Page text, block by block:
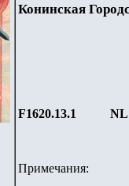
Конинская
F1620.13.1 NL
Примечания: